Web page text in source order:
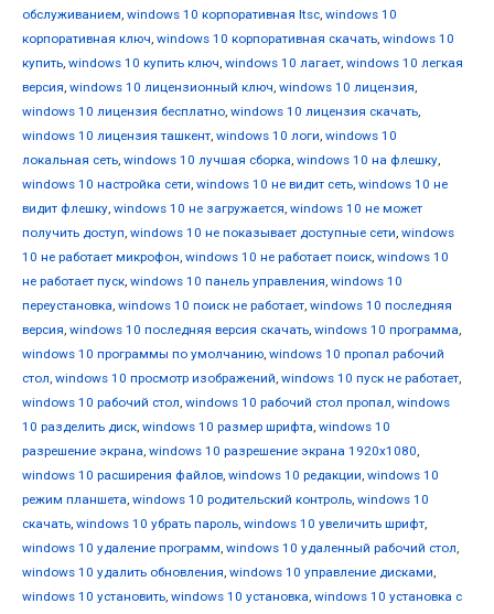
обслуживанием, windows 10 корпоративная ltsc, windows 10
корпоративная ключ, windows 10 корпоративная скачать, windows 10
купить, windows 10 купить ключ, windows 10 лагает, windows 10 легкая
версия, windows 10 лицензионный ключ, windows 10 лицензия,
windows 10 лицензия бесплатно, windows 10 лицензия скачать,
windows 10 лицензия ташкент, windows 10 логи, windows 10
локальная сеть, windows 10 лучшая сборка, windows 10 на флешку,
windows 10 настройка сети, windows 10 не видит сеть, windows 10 не
видит флешку, windows 10 не загружается, windows 10 не может
получить доступ, windows 10 не показывает доступные сети, windows
10 не работает микрофон, windows 10 не работает поиск, windows 10
не работает пуск, windows 10 панель управления, windows 10
переустановка, windows 10 поиск не работает, windows 10 последняя
версия, windows 10 последняя версия скачать, windows 10 программа,
windows 10 программы по умолчанию, windows 10 пропал рабочий
стол, windows 10 просмотр изображений, windows 10 пуск не работает,
windows 10 рабочий стол, windows 10 рабочий стол пропал, windows
10 разделить диск, windows 10 размер шрифта, windows 10
разрешение экрана, windows 10 разрешение экрана 1920x1080,
windows 10 расширения файлов, windows 10 редакции, windows 10
режим планшета, windows 10 родительский контроль, windows 10
скачать, windows 10 убрать пароль, windows 10 увеличить шрифт,
windows 10 удаление программ, windows 10 удаленный рабочий стол,
windows 10 удалить обновления, windows 10 управление дисками,
windows 10 установить, windows 10 установка, windows 10 установка с